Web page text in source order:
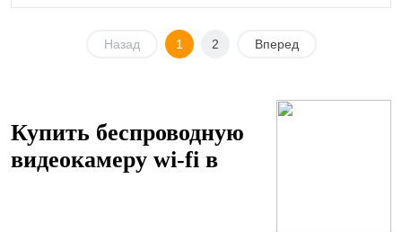
Назад 1 2 Вперед
Купить беспроводную
видеокамеру wi-fi в